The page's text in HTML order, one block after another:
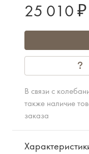
25 010 ₽
В связи с
также наличие
заказа